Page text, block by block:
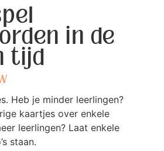
in de
tijd
Heb je minder leerlingen?
kaartjes over enkele
leerlingen? Laat enkele
staan.